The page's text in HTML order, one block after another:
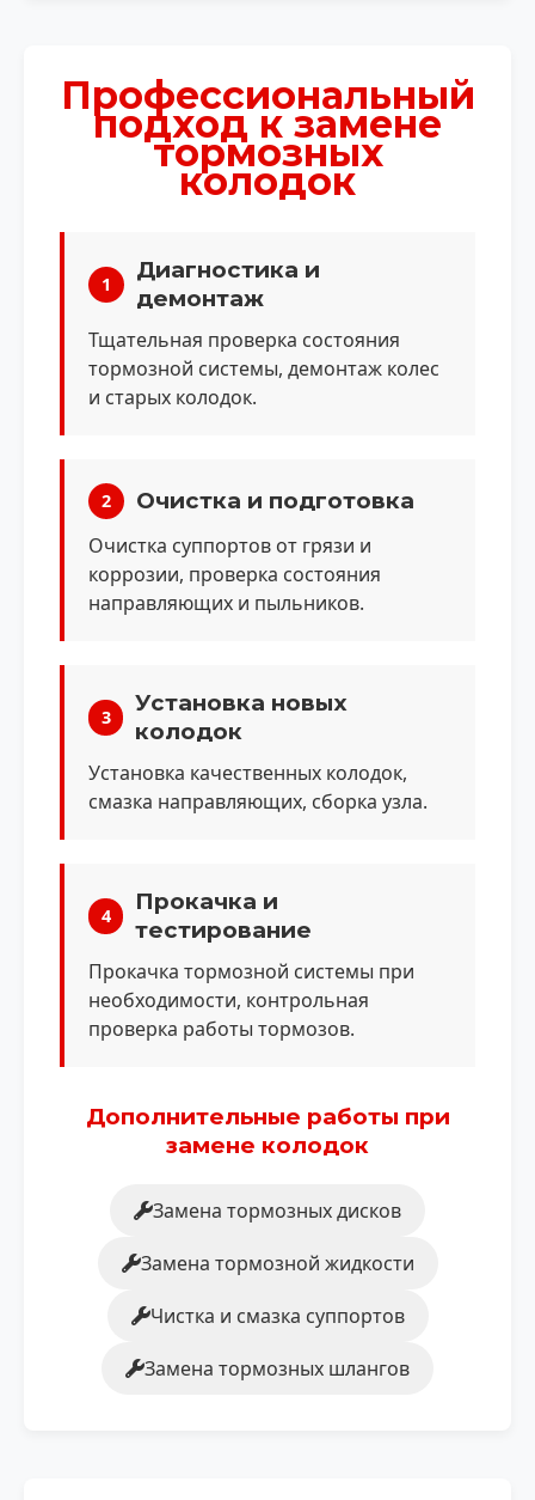
Профессиональный
подход к замене
тормозных
колодок
1
Диагностика и
демонтаж
Тщательная проверка состояния
тормозной системы, демонтаж колес
и старых колодок.
2 Очистка и подготовка
Очистка суппортов от грязи и
коррозии, проверка состояния
направляющих и пыльников.
3
Установка новых
колодок
Установка качественных колодок,
смазка направляющих, сборка узла.
4
Прокачка и
тестирование
Прокачка тормозной системы при
необходимости, контрольная
проверка работы тормозов.
Дополнительные работы при
замене колодок
Замена тормозных дисков
Замена тормозной жидкости
Чистка и смазка суппортов
Замена тормозных шлангов